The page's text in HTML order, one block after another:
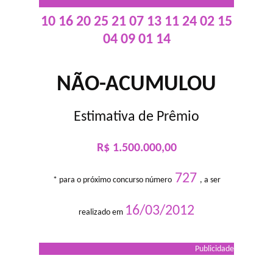
10 16 20 25 21 07 13 11 24 02 15
04 09 01 14
NÃO-ACUMULOU
Estimativa de Prêmio
R$ 1.500.000,00
* para o próximo concurso número727 , a ser
realizado em 16/03/2012
Publicidade